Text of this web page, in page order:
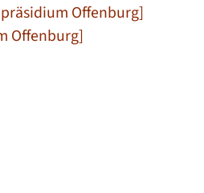
Offenburg]
Offenburg]